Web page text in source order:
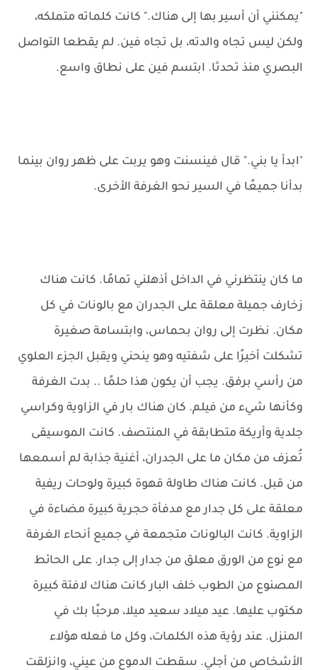
"يمكنني أن أسير بها إلى هناك." كانت كلماته متملكه،
ولكن ليس تجاه والدته، بل تجاه فين. لم يقطعا التواصل
البصري منذ تحدثا. ابتسم فين على نطاق واسع.
"ابدأ يا بني." قال فينسنت وهو يربت على ظهر روان بينما
بدأنا جميعًا في السير نحو الغرفة الأخرى.
ما كان ينتظرني في الداخل أذهلني تمامًا. كانت هناك
زخارف جميلة معلقة على الجدران مع بالونات في كل
مكان. نظرت إلى روان بحماس، وابتسامة صغيرة
تشكلت أخيرًا على شفتيه وهو ينحني ويقبل الجزء العلوي
من رأسي برفق. يجب أن يكون هذا حلمًا .. بدت الغرفة
وكأنها شيء من فيلم. كان هناك بار في الزاوية وكراسي
جلدية وأريكة متطابقة في المنتصف. كانت الموسيقى
تُعزف من مكان ما على الجدران، أغنية جذابة لم أسمعها
من قبل. كانت هناك طاولة قهوة كبيرة ولوحات ريفية
معلقة على كل جدار مع مدفأة حجرية كبيرة مضاءة في
الزاوية. كانت البالونات متجمعة في جميع أنحاء الغرفة
مع نوع من الورق معلق من جدار إلى جدار. على الحائط
المصنوع من الطوب خلف البار كانت هناك لافتة كبيرة
مكتوب عليها. عيد ميلاد سعيد ميلا، مرحبًا بك في
المنزل. عند رؤية هذه الكلمات، وكل ما فعله هؤلاء
الأشخاص من أجلي. سقطت الدموع من عيني، وانزلقت